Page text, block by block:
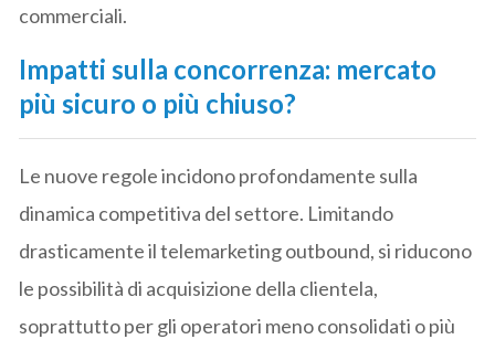
commerciali.
Impatti sulla concorrenza: mercato
più sicuro o più chiuso?
Le nuove regole incidono profondamente sulla
dinamica competitiva del settore. Limitando
drasticamente il telemarketing outbound, si riducono
le possibilità di acquisizione della clientela,
soprattutto per gli operatori meno consolidati o più